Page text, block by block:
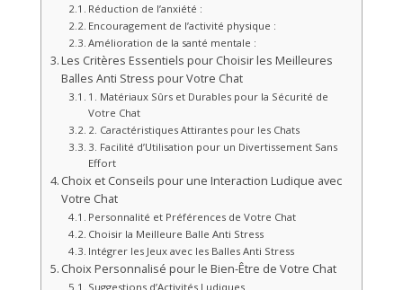
Réduction de l’anxiété :
Encouragement de l’activité physique :
Amélioration de la santé mentale :
Les Critères Essentiels pour Choisir les Meilleures
Balles Anti Stress pour Votre Chat
1. Matériaux Sûrs et Durables pour la Sécurité de
Votre Chat
2. Caractéristiques Attirantes pour les Chats
3. Facilité d’Utilisation pour un Divertissement Sans
Effort
Choix et Conseils pour une Interaction Ludique avec
Votre Chat
Personnalité et Préférences de Votre Chat
Choisir la Meilleure Balle Anti Stress
Intégrer les Jeux avec les Balles Anti Stress
Choix Personnalisé pour le Bien-Être de Votre Chat
Suggestions d’Activités Ludiques